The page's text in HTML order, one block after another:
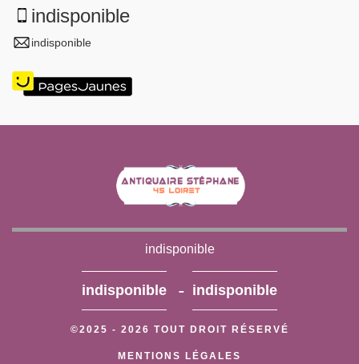
indisponible
indisponible
indisponible
indisponible - indisponible
©2025 - 2026 TOUT DROIT RÉSERVÉ
MENTIONS LÉGALES